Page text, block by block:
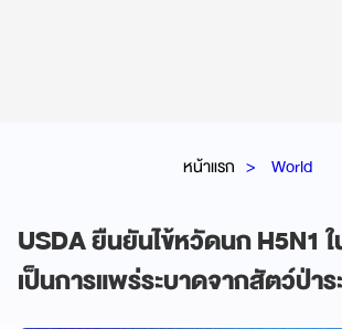
หน้าแรก World
USDA ยืนยันไข้หวัดนก H5N1
เป็นการแพร่ระบาดจากสัตว์ป่า